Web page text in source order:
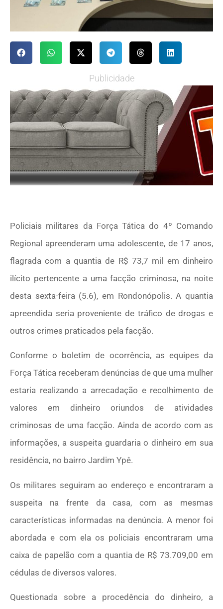
Publicidade
Policiais militares da Força Tática do 4º Comando
Regional apreenderam uma adolescente, de 17 anos,
flagrada com a quantia de R$ 73,7 mil em dinheiro
ilícito pertencente a uma facção criminosa, na noite
desta sexta-feira (5.6), em Rondonópolis. A quantia
apreendida seria proveniente de tráfico de drogas e
outros crimes praticados pela facção.
Conforme o boletim de ocorrência, as equipes da
Força Tática receberam denúncias de que uma mulher
estaria realizando a arrecadação e recolhimento de
valores em dinheiro oriundos de atividades
criminosas de uma facção. Ainda de acordo com as
informações, a suspeita guardaria o dinheiro em sua
residência, no bairro Jardim Ypê.
Os militares seguiram ao endereço e encontraram a
suspeita na frente da casa, com as mesmas
características informadas na denúncia. A menor foi
abordada e com ela os policiais encontraram uma
caixa de papelão com a quantia de R$ 73.709,00 em
cédulas de diversos valores.
Questionada sobre a procedência do dinheiro, a